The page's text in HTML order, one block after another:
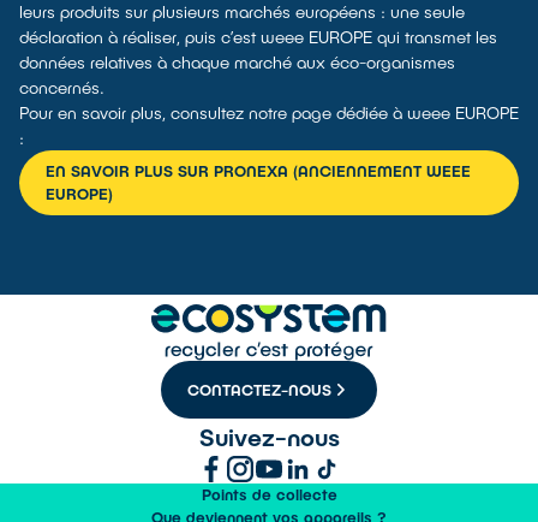
leurs produits sur plusieurs marchés européens : une seule
déclaration à réaliser, puis c’est weee EUROPE qui transmet les
données relatives à chaque marché aux éco-organismes
concernés.
Pour en savoir plus, consultez notre page dédiée à weee EUROPE
:
EN SAVOIR PLUS SUR PRONEXA (ANCIENNEMENT WEEE
EUROPE)
CONTACTEZ-NOUS
Suivez-nous
Points de collecte
Que deviennent vos appareils ?